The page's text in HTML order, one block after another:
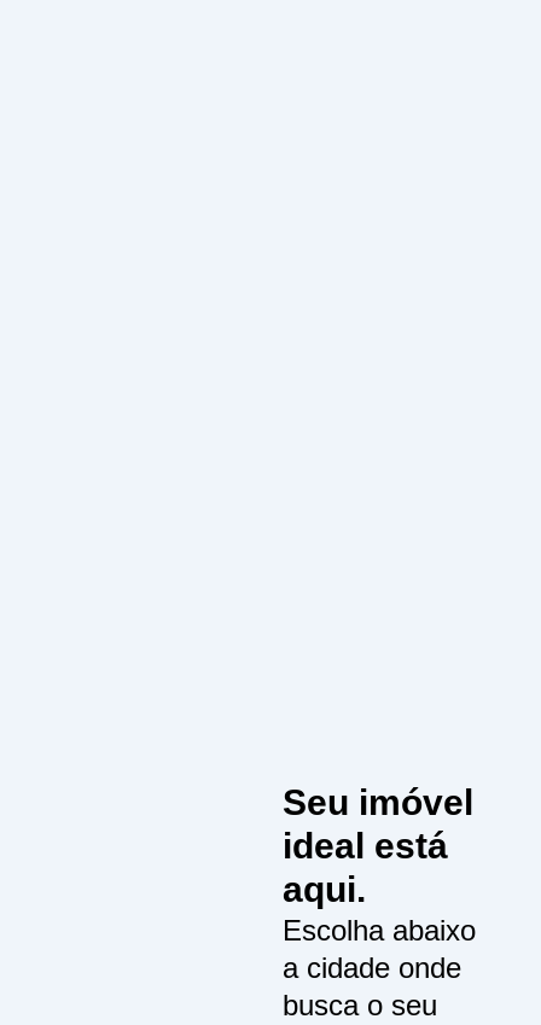
Seu imóvel
ideal está
aqui.
Escolha abaixo
a cidade onde
busca o seu